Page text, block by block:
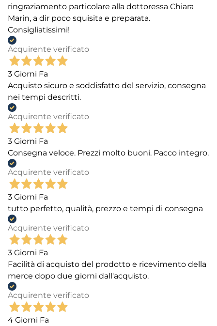
ringraziamento particolare alla dottoressa Chiara
Marin, a dir poco squisita e preparata.
Consigliatissimi!
Acquirente verificato
3 Giorni Fa
Acquisto sicuro e soddisfatto del servizio, consegna
nei tempi descritti.
Acquirente verificato
3 Giorni Fa
Consegna veloce. Prezzi molto buoni. Pacco integro.
Acquirente verificato
3 Giorni Fa
tutto perfetto, qualità, prezzo e tempi di consegna
Acquirente verificato
3 Giorni Fa
Facilità di acquisto del prodotto e ricevimento della
merce dopo due giorni dall'acquisto.
Acquirente verificato
4 Giorni Fa